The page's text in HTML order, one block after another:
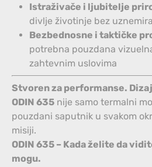
Istraživače i ljubitelje
divlje životinje bez
Bezbednosne i taktičke
potrebna pouzdana
zahtevnim uslovima
Stvoren za performanse.
ODIN 635 nije samo termalni
pouzdani saputnik u svakom
misiji.
ODIN 635 – Kada želite da
mogu.